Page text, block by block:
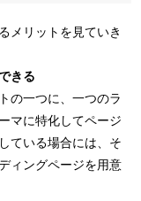
メリットを見ていき
きる
の一つに、一つのラ
マに特化してページ
ている場合には、そ
ィングページを用意